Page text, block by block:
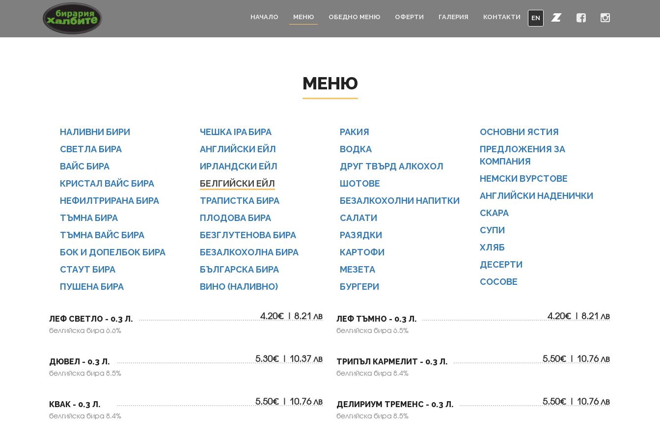
НАЧАЛО МЕНЮ ОБЕДНО МЕНЮ ОФЕРТИ ГАЛЕРИЯ КОНТАКТИ EN
МЕНЮ
НАЛИВНИ БИРИ
СВЕТЛА БИРА
ВАЙС БИРА
КРИСТАЛ ВАЙС БИРА
НЕФИЛТРИРАНА БИРА
ТЪМНА БИРА
ТЪМНА ВАЙС БИРА
БОК И ДОПЕЛБОК БИРА
СТАУТ БИРА
ПУШЕНА БИРА
ЧЕШКА IPA БИРА
АНГЛИЙСКИ ЕЙЛ
ИРЛАНДСКИ ЕЙЛ
БЕЛГИЙСКИ ЕЙЛ
ТРАПИСТКА БИРА
ПЛОДОВА БИРА
БЕЗГЛУТЕНОВА БИРА
БЕЗАЛКОХОЛНА БИРА
БЪЛГАРСКА БИРА
ВИНО (НАЛИВНО)
РАКИЯ
ВОДКА
ДРУГ ТВЪРД АЛКОХОЛ
ШОТОВЕ
БЕЗАЛКОХОЛНИ НАПИТКИ
САЛАТИ
РАЗЯДКИ
КАРТОФИ
МЕЗЕТА
БУРГЕРИ
ОСНОВНИ ЯСТИЯ
ПРЕДЛОЖЕНИЯ ЗА
КОМПАНИЯ
НЕМСКИ ВУРСТОВЕ
АНГЛИЙСКИ НАДЕНИЧКИ
СКАРА
СУПИ
ХЛЯБ
ДЕСЕРТИ
СОСОВЕ
ЛЕФ СВЕТЛО - 0.3 Л. 4.20€ | 8.21 лв
белгийска бира 6.6%
ЛЕФ ТЪМНО - 0.3 Л. 4.20€ | 8.21 лв
белгийска бира 6.5%
ДЮВЕЛ - 0.3 Л. 5.30€ | 10.37 лв
белгийска бира 8.5%
ТРИПЪЛ КАРМЕЛИТ - 0.3 Л. 5.50€ | 10.76 лв
белгийска бира 8.4%
КВАК - 0.3 Л. 5.50€ | 10.76 лв
белгийска бира 8.4%
ДЕЛИРИУМ ТРЕМЕНС - 0.3 Л. 5.50€ | 10.76 лв
белгийска бира 8.5%